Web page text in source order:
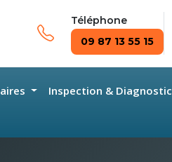
Téléphone
09 87 13 55 15
Inspection & Diagnostic